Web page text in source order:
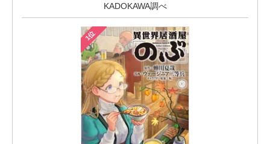
KADOKAWA調べ
1位